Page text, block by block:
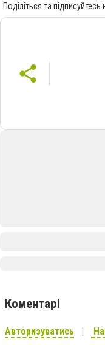
Поділіться та
Коментарі
Авторизуватись